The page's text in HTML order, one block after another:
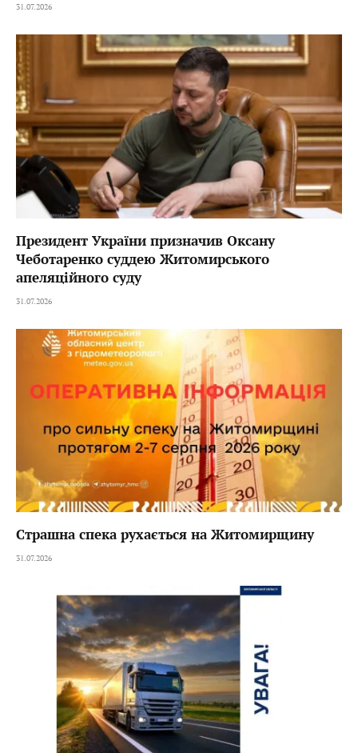
31.07.2026
Президент України призначив Оксану
Чеботаренко суддею Житомирського
апеляційного суду
31.07.2026
Страшна спека рухається на Житомирщину
31.07.2026